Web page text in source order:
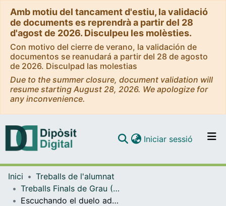
Amb motiu del tancament d'estiu, la validació
de documents es reprendrà a partir del 28
d'agost de 2026. Disculpeu les molèsties.
Con motivo del cierre de verano, la validación de
documentos se reanudará a partir del 28 de agosto
de 2026. Disculpad las molestias
Due to the summer closure, document validation will
resume starting August 28, 2026. We apologize for
any inconvenience.
Navega per tot el DD
Com publicar
Iniciar sessió (current)
Inici
Treballs de l'alumnat
Treballs Finals de Grau (TFG) - Educació Social
Escuchando el duelo adolescente: Diseño de un recurso para educadoras en procesos de acompañamiento emocional